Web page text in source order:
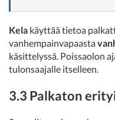
Kela käyttää tietoa
vanhempainvapaasta
käsittelyssä. Poissaolon
tulonsaajalle itselleen.
3.3 Palkaton